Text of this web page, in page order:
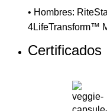
• Hombres:
4LifeTransform™
Certificados